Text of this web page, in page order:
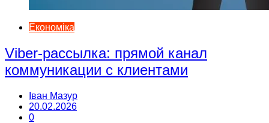
Економіка
Viber-рассылка: прямой канал
коммуникации с клиентами
Іван Мазур
20.02.2026
0